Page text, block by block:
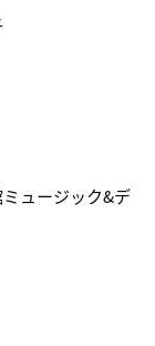
ュージック&デ